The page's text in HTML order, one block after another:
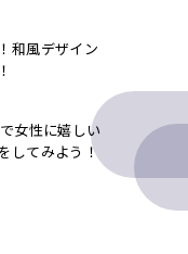
和風デザイン
女性に嬉しい
してみよう！